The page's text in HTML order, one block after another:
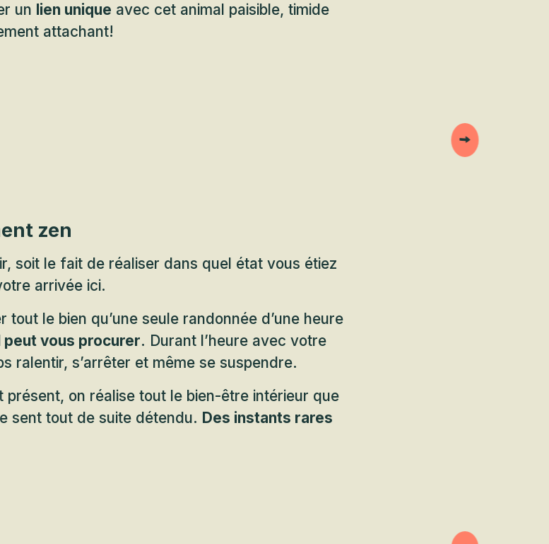
un lien unique avec cet animal paisible, timide
attachant!
zen
soit le fait de réaliser dans quel état vous étiez
arrivée ici.
le bien qu’une seule randonnée d’une heure
peut vous procurer. Durant l’heure avec votre
ralentir, s’arrêter et même se suspendre.
présent, on réalise tout le bien-être intérieur que
sent tout de suite détendu. Des instants rares